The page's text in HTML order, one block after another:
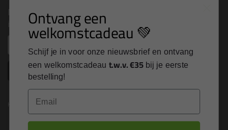
Nieuws, tips en exclusieve deals rechtstreeks in je
inbox
Inschrijven
Kitcentrum is trots op:
Ontvang een
welkomstcadeau 💚
Schijf je in voor onze nieuwsbrief en ontvang
een welkomstcadeau t.w.v. €35 bij je eerste
bestelling!
Email